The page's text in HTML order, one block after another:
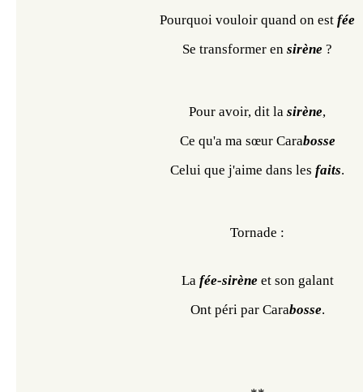
Pourquoi vouloir quand on est fée
Se transformer en sirène ?
Pour avoir, dit la sirène,
Ce qu'a ma sœur Carabosse
Celui que j'aime dans les faits.
Tornade :
La fée-sirène et son galant
Ont péri par Carabosse.